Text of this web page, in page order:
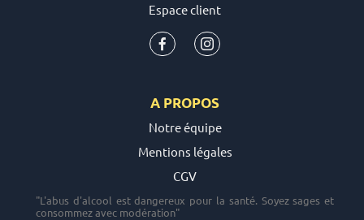
Espace client
A PROPOS
Notre équipe
Mentions légales
CGV
"L'abus d'alcool est dangereux pour la santé. Soyez sages et
consommez avec modération"